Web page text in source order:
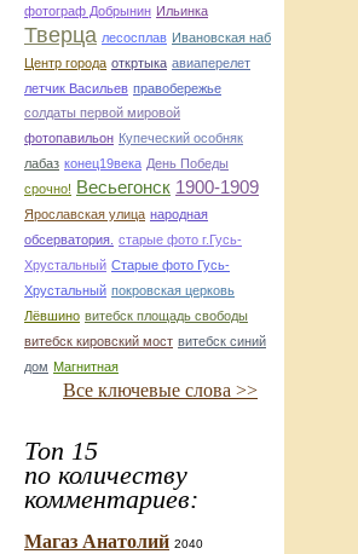
фотограф Добрынин Ильинка
Тверца лесосплав Ивановская наб
Центр города откртыка авиаперелет
летчик Васильев правобережье
солдаты первой мировой
фотопавильон Купеческий особняк
лабаз конец19века День Победы
срочно! Весьегонск 1900-1909
Ярославская улица народная
обсерватория. старые фото г.Гусь-
Хрустальный Старые фото Гусь-
Хрустальный покровская церковь
Лёвшино витебск площадь свободы
витебск кировский мост витебск синий
дом Магнитная
Все ключевые слова >>
Топ 15
по количеству
комментариев:
Магаз Анатолий 2040